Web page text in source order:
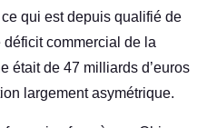
qui est depuis qualifié de
déficit commercial de la
était de 47 milliards d’euros
largement asymétrique.